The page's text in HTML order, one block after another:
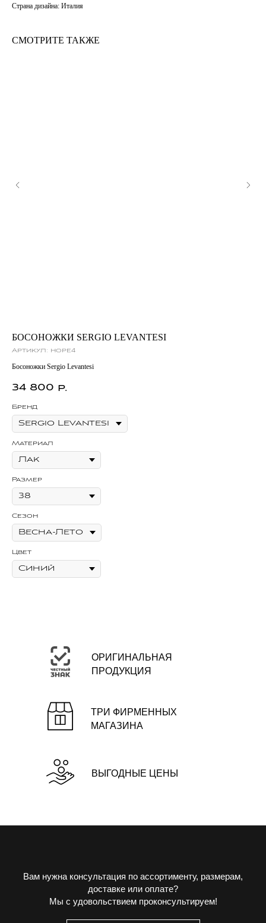
Страна дизайна: Италия
СМОТРИТЕ ТАКЖЕ
БОСОНОЖКИ SERGIO LEVANTESI
Артикул: hope4
Босоножки Sergio Levantesi
34 800 р.
Бренд
Материал
Размер
Сезон
Цвет
ОРИГИНАЛЬНАЯ
ПРОДУКЦИЯ
ТРИ ФИРМЕННЫХ
МАГАЗИНА
ВЫГОДНЫЕ ЦЕНЫ
Вам нужна консультация по ассортименту, размерам,
доставке или оплате?
Мы с удовольствием проконсультируем!